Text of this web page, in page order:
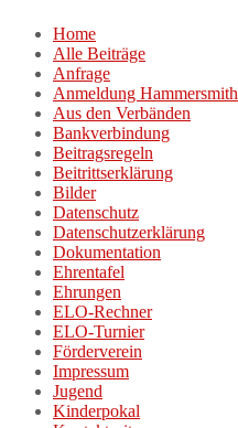
Zum
Inhalt
springen
Home
Alle Beiträge
Anfrage
Anmeldung Hammersmith
Aus den Verbänden
Bankverbindung
Beitragsregeln
Beitrittserklärung
Bilder
Datenschutz
Datenschutzerklärung
Dokumentation
Ehrentafel
Ehrungen
ELO-Rechner
ELO-Turnier
Förderverein
Impressum
Jugend
Kinderpokal